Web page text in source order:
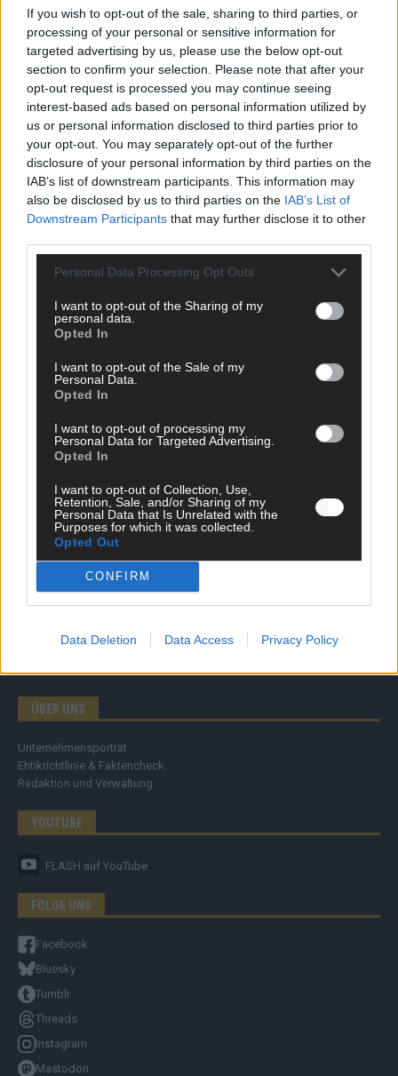
If you wish to opt-out of the sale, sharing to third parties, or
processing of your personal or sensitive information for
targeted advertising by us, please use the below opt-out
section to confirm your selection. Please note that after your
opt-out request is processed you may continue seeing
interest-based ads based on personal information utilized by
us or personal information disclosed to third parties prior to
your opt-out. You may separately opt-out of the further
disclosure of your personal information by third parties on the
IAB’s list of downstream participants. This information may
also be disclosed by us to third parties on the IAB’s List of
Downstream Participants that may further disclose it to other
Personal Data Processing Opt Outs
I want to opt-out of the Sharing of my
personal data.
Opted In
I want to opt-out of the Sale of my
Personal Data.
Opted In
I want to opt-out of processing my
Personal Data for Targeted Advertising.
Opted In
I want to opt-out of Collection, Use,
Retention, Sale, and/or Sharing of my
Personal Data that Is Unrelated with the
Purposes for which it was collected.
Opted Out
CONFIRM
Data Deletion Data Access Privacy Policy
ANZEIGE
SCHNELL ZUM RESSORT
Nachrichten
Ratgeber
Wissen
Kommentar
Streams & Storys
Eurovision
FLASH – DAS VIDEOPORTAL
ÜBER UNS
Unternehmensporträt
Ehtikrichtlinie & Faktencheck
Redaktion und Verwaltung
YOUTUBE
FLASH auf YouTube
FOLGE UNS
Facebook
Bluesky
Tumblr
Threads
Instagram
Mastodon